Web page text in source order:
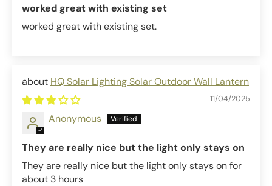
worked great with existing set
worked great with existing set.
HQ Solar Lighting Solar Outdoor Wall Lantern
11/04/2025
Anonymous
They are really nice but the light only stays on
They are really nice but the light only stays on for
about 3 hours